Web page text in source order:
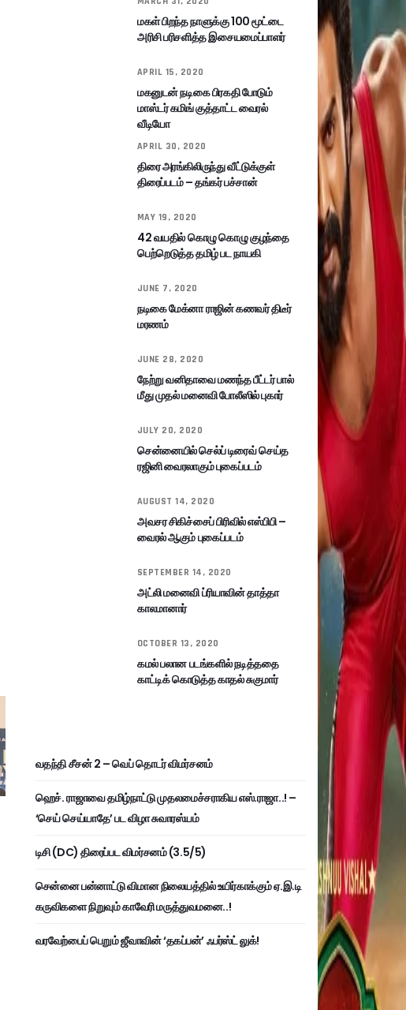
மகள் பிறந்த நாளுக்கு 100 மூட்டை
அரிசி பரிசளித்த இசையமைப்பாளர்
APRIL 15, 2020
மகனுடன் நடிகை பிரகதி போடும்
மாஸ்டர் கமிங் குத்தாட்ட வைரல்
வீடியோ
APRIL 30, 2020
திரை அரங்கிலிருந்து வீட்டுக்குள்
திரைப்படம் – தங்கர் பச்சான்
MAY 19, 2020
42 வயதில் கொழு கொழு குழந்தை
பெற்றெடுத்த தமிழ் பட நாயகி
JUNE 7, 2020
நடிகை மேக்னா ராஜின் கணவர் திடீர்
மரணம்
JUNE 28, 2020
நேற்று வனிதாவை மணந்த பீட்டர் பால்
மீது முதல் மனைவி போலீஸில் புகார்
JULY 20, 2020
சென்னையில் செல்ப் டிரைவ் செய்த
ரஜினி வைரலாகும் புகைப்படம்
AUGUST 14, 2020
அவசர சிகிச்சைப் பிரிவில் எஸ்பிபி –
வைரல் ஆகும் புகைப்படம்
SEPTEMBER 14, 2020
அட்லி மனைவி ப்ரியாவின் தாத்தா
காலமானார்
OCTOBER 13, 2020
கமல் பலான படங்களில் நடித்ததை
காட்டிக் கொடுத்த காதல் சுகுமார்
வதந்தி சீசன் 2 – வெப் தொடர் விமர்சனம்
ஹெச். ராஜாவை தமிழ்நாட்டு முதலமைச்சராகிய எஸ்.ராஜா..! –
‘செய் செய்யாதே’ பட விழா சுவாரஸ்யம்
டிசி (DC) திரைப்பட விமர்சனம் (3.5/5)
சென்னை பன்னாட்டு விமான நிலையத்தில் உயிர்காக்கும் ஏ.இ.டி
கருவிகளை நிறுவும் காவேரி மருத்துவமனை..!
வரவேற்பைப் பெறும் ஜீவாவின் ‘தகப்பன்’ ஃபர்ஸ்ட் லுக்!